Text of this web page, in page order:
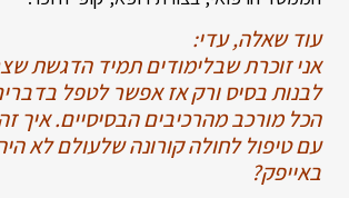
עוד שאלה, עדי:
אני זוכרת שבלימודים תמיד הדגשת
לבנות בסיס ורק אז אפשר לטפל
הכל מורכב מהרכיבים הבסיסיים. איך
עם טיפול לחולה קורונה שלעולם לא
באייפק?